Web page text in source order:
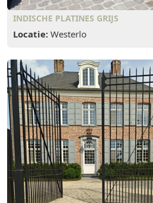
INDISCHE PLATINES GRIJS
Locatie: Westerlo